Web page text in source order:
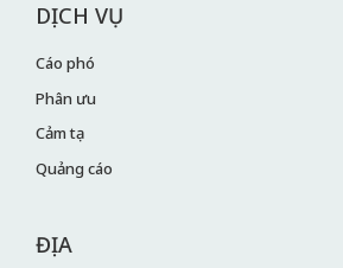
DỊCH VỤ
Cáo phó
Phân ưu
Cảm tạ
Quảng cáo
ĐỊA